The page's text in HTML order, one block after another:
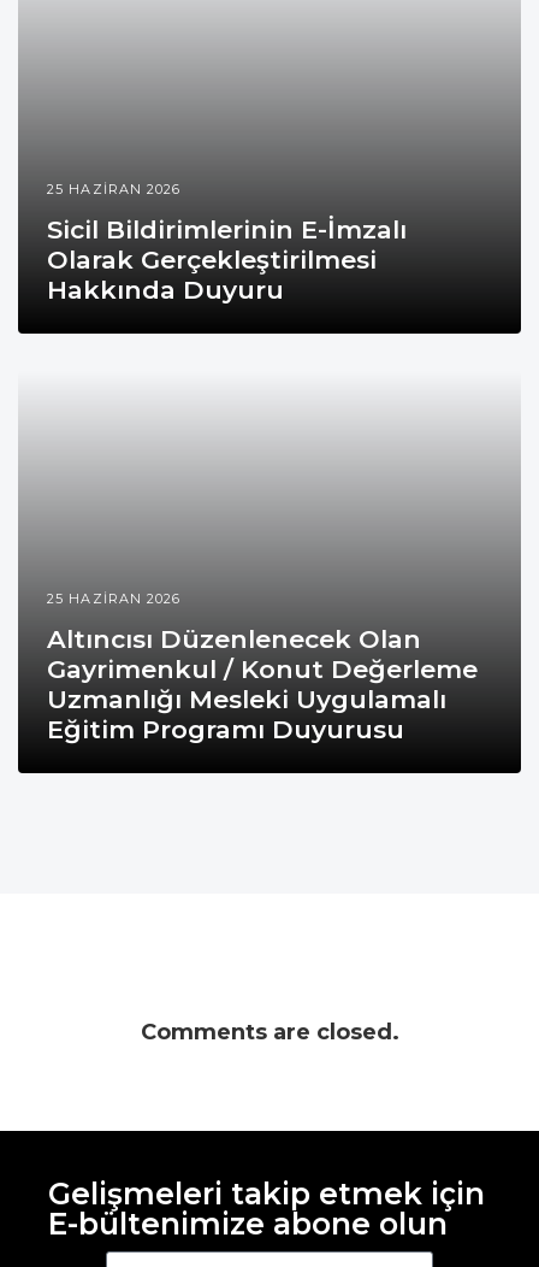
25 HAZIRAN 2026
Sicil Bildirimlerinin E-İmzalı
Olarak Gerçekleştirilmesi
Hakkında Duyuru
25 HAZIRAN 2026
Altıncısı Düzenlenecek Olan
Gayrimenkul / Konut Değerleme
Uzmanlığı Mesleki Uygulamalı
Eğitim Programı Duyurusu
Comments are closed.
Gelişmeleri takip etmek için
E-bültenimize abone olun